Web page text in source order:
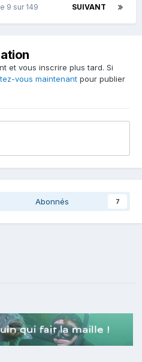
SUIVANT
9 sur 149
et vous inscrire plus tard. Si
vous maintenant pour publier
Abonnés 7